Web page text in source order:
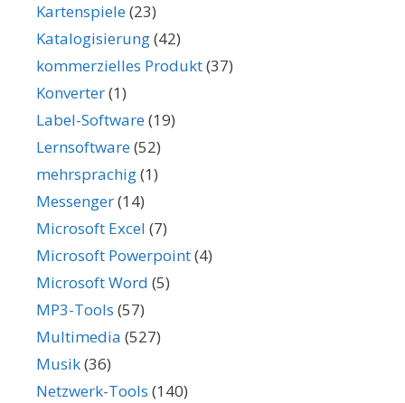
Kartenspiele(23)
Katalogisierung(42)
kommerzielles Produkt(37)
Konverter(1)
Label-Software(19)
Lernsoftware(52)
mehrsprachig(1)
Messenger(14)
Microsoft Excel (7)
Microsoft Powerpoint(4)
Microsoft Word (5)
MP3-Tools (57)
Multimedia (527)
Musik(36)
Netzwerk-Tools (140)